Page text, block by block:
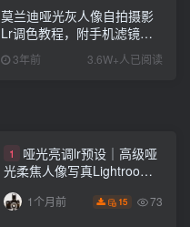
莫兰迪哑光灰人像自拍摄影
Lr调色教程，附手机滤镜
PS+Lightroom预设下载！
3年前 3.6W+人已阅读
1
哑光亮调lr预设｜高级哑
光柔焦人像写真Lightroom
下载lr调色风格
1个月前 15 73